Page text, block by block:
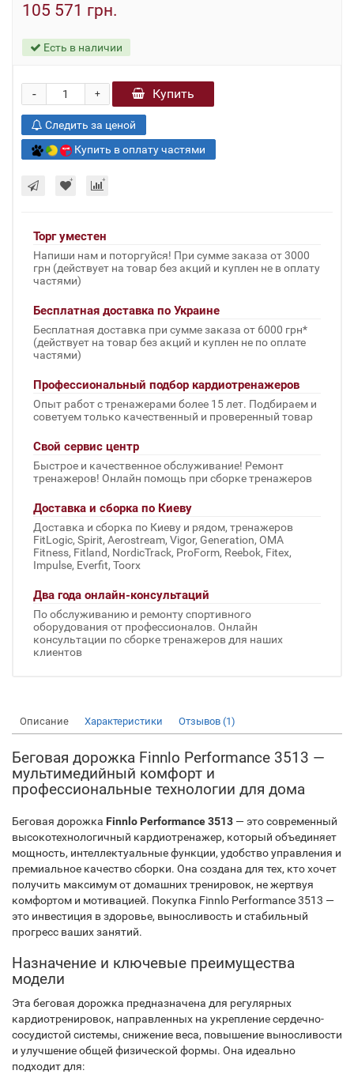
105 571 грн.
Есть в наличии
+
- Купить
Следить за ценой
Купить в оплату частями
Торг уместен
Напиши нам и поторгуйся! При сумме заказа от 3000
грн (действует на товар без акций и куплен не в оплату
частями)
Бесплатная доставка по Украине
Бесплатная доставка при сумме заказа от 6000 грн*
(действует на товар без акций и куплен не по оплате
частями)
Профессиональный подбор кардиотренажеров
Опыт работ с тренажерами более 15 лет. Подбираем и
советуем только качественный и проверенный товар
Свой сервис центр
Быстрое и качественное обслуживание! Ремонт
тренажеров! Онлайн помощь при сборке тренажеров
Доставка и сборка по Киеву
Доставка и сборка по Киеву и рядом, тренажеров
FitLogic, Spirit, Aerostream, Vigor, Generation, OMA
Fitness, Fitland, NordicTrack, ProForm, Reebok, Fitex,
Impulse, Everfit, Toorx
Два года онлайн-консультаций
По обслуживанию и ремонту спортивного
оборудования от профессионалов. Онлайн
консультации по сборке тренажеров для наших
клиентов
Описание Характеристики Отзывов (1)
Беговая дорожка Finnlo Performance 3513 —
мультимедийный комфорт и
профессиональные технологии для дома
Беговая дорожка Finnlo Performance 3513 — это современный
высокотехнологичный кардиотренажер, который объединяет
мощность, интеллектуальные функции, удобство управления и
премиальное качество сборки. Она создана для тех, кто хочет
получить максимум от домашних тренировок, не жертвуя
комфортом и мотивацией. Покупка Finnlo Performance 3513 —
это инвестиция в здоровье, выносливость и стабильный
прогресс ваших занятий.
Назначение и ключевые преимущества
модели
Эта беговая дорожка предназначена для регулярных
кардиотренировок, направленных на укрепление сердечно-
сосудистой системы, снижение веса, повышение выносливости
и улучшение общей физической формы. Она идеально
подходит для: